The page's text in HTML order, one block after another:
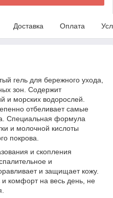
Доставка Оплата
гель для бережного ухода,
зон. Содержит
и морских водорослей.
отбеливает самые
Специальная формула
и молочной кислоты
покрова.
и скопления
и
и защищает кожу.
и комфорт на весь день, не